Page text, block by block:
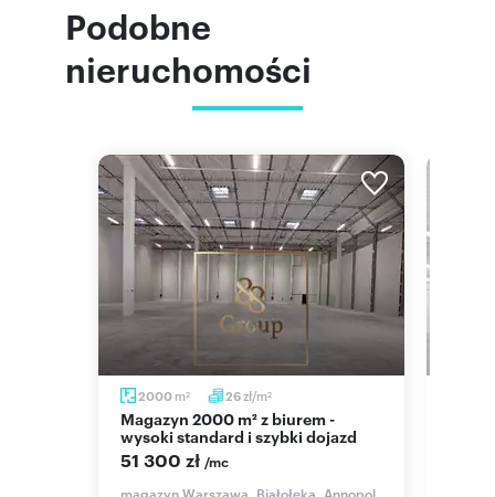
Podobne
nieruchomości
2000 m2 26zł/m2
Magazyn 2000 m² z biurem -
wysoki standard i szybki dojazd
51 300 zł /mc
magazyn Warszawa, Białołęka, Annopol